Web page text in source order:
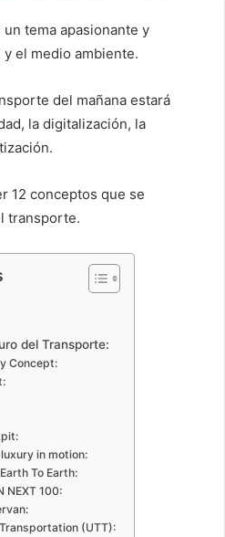
tema apasionante y
el medio ambiente.
del mañana estará
la digitalización, la
12 conceptos que se
transporte.
del Transporte:
Concept:
in motion:
To Earth:
NEXT 100:
(UTT):